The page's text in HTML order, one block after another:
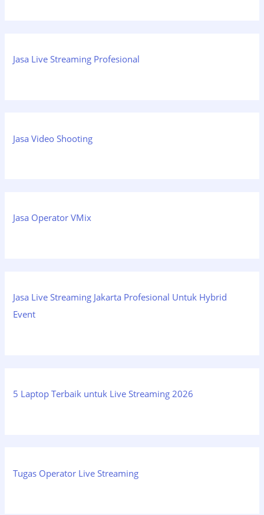
Jasa Live Streaming Profesional
Jasa Video Shooting
Jasa Operator VMix
Jasa Live Streaming Jakarta Profesional Untuk Hybrid
Event
5 Laptop Terbaik untuk Live Streaming 2026
Tugas Operator Live Streaming